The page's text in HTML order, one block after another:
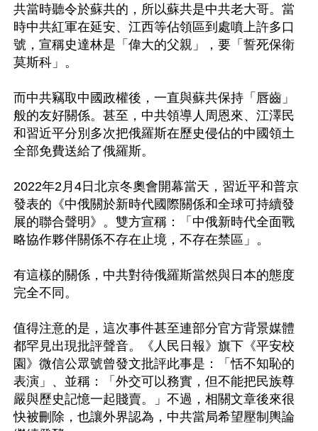
共當時聽令於蘇共的，所以蘇共是中共老大哥。當
時中共紅軍在延安、江西等佔領區到處噴上許多口
號，宣稱史達林是「偉大的父親」，要「誓死保衛
莫斯科」。
而中共竊取中國政權後，一直與蘇共保持「唇齒」
般的友好關係。甚至，中共領導人周恩來、江澤民
和習近平分別多次把俄羅斯在歷史侵佔的中國領土
全部免費送給了俄羅斯。
2022年2月4日北京冬奧會開幕當天，習近平和普京
發表的《中俄關於新時代國際關係和全球可持續發
展的聯合聲明》。雙方宣稱：「中俄新時代全面戰
略協作夥伴關係不存在止境，不存在禁區」。
有這樣的關係，中共對待俄羅斯當然與日本的態度
完全不同。
值得注意的是，這次事件甚至連部分官方背景媒體
都罕見出現批評聲音。《人民日報》旗下《平安校
園》微信公眾號曾發文批評此事是：「恬不知恥的
表演」、並稱：「外交可以務實，但不能把民族尊
嚴與歷史記憶一起賤賣。」不過，相關文章後來很
快被刪除，也讓外界認為，中共當局希望壓制輿論